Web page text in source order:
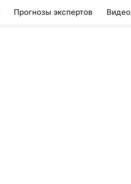
Прогнозы экспертов Видео